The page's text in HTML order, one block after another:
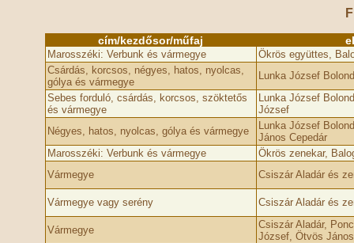
cím/kezdősor/műfaj
Marosszéki: Verbunk és vármegye
Ökrös együttes,
Csárdás, korcsos, négyes, hatos, nyolcas,
gólya és vármegye
Lunka József
Sebes forduló, csárdás, korcsos, szöktetős
és vármegye
Lunka József
József
Négyes, hatos, nyolcas, gólya és vármegye
Lunka József
János Cepedár
Marosszéki: Verbunk és vármegye
Ökrös zenekar,
Vármegye
Csiszár Aladár és
Vármegye vagy serény Csiszár Aladár és
Vármegye
Csiszár Aladár,
József, Ötvös János